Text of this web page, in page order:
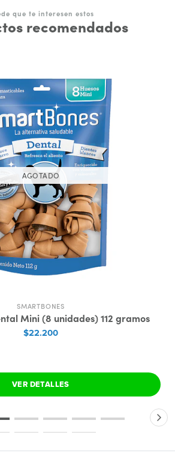
que te interesen estos
recomendados
AGOTADO
SMARTBONES
Mini (8 unidades) 112 gramos
$22.200
VER DETALLES